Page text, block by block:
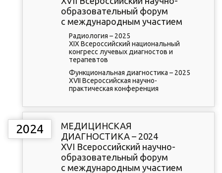
образовательный форум
с международным участием
Радиология – 2025
XIX Всероссийский национальный
конгресс лучевых диагностов и
терапевтов
Функциональная диагностика – 2025
XVII Всероссийская научно-
практическая конференция
2024
МЕДИЦИНСКАЯ
ДИАГНОСТИКА – 2024
XVI Всероссийский научно-
образовательный форум
с международным участием